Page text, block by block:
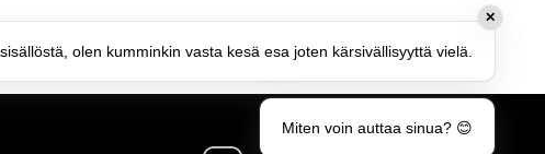
✕
olen kumminkin vasta kesä esa joten kärsivällisyyttä vielä.
Miten voin auttaa sinua? 😊